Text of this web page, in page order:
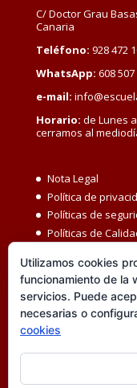
C/ Doctor Grau
Canaria
Teléfono: 928 472
WhatsApp: 608 507
e-mail:
Horario: de Lunes
cerramos al
Nota Legal
Política de
Políticas de
Políticas de
Igualdad MBC
Código ético
Transparencia
Política de cookies
Utilizamos cookies
funcionamiento de la
servicios. Puede
necesarias o
cookies